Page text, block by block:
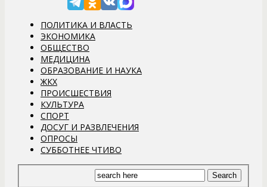
ПОЛИТИКА И ВЛАСТЬ
ЭКОНОМИКА
ОБЩЕСТВО
МЕДИЦИНА
ОБРАЗОВАНИЕ И НАУКА
ЖКХ
ПРОИСШЕСТВИЯ
КУЛЬТУРА
СПОРТ
ДОСУГ И РАЗВЛЕЧЕНИЯ
ОПРОСЫ
СУББОТНЕЕ ЧТИВО